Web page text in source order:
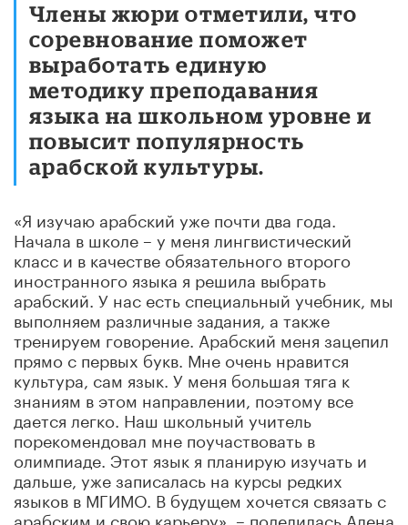
Члены жюри отметили, что
соревнование поможет
выработать единую
методику преподавания
языка на школьном уровне и
повысит популярность
арабской культуры.
«Я изучаю арабский уже почти два года.
Начала в школе – у меня лингвистический
класс и в качестве обязательного второго
иностранного языка я решила выбрать
арабский. У нас есть специальный учебник, мы
выполняем различные задания, а также
тренируем говорение. Арабский меня зацепил
прямо с первых букв. Мне очень нравится
культура, сам язык. У меня большая тяга к
знаниям в этом направлении, поэтому все
дается легко. Наш школьный учитель
порекомендовал мне поучаствовать в
олимпиаде. Этот язык я планирую изучать и
дальше, уже записалась на курсы редких
языков в МГИМО. В будущем хочется связать с
арабским и свою карьеру», – поделилась Алена